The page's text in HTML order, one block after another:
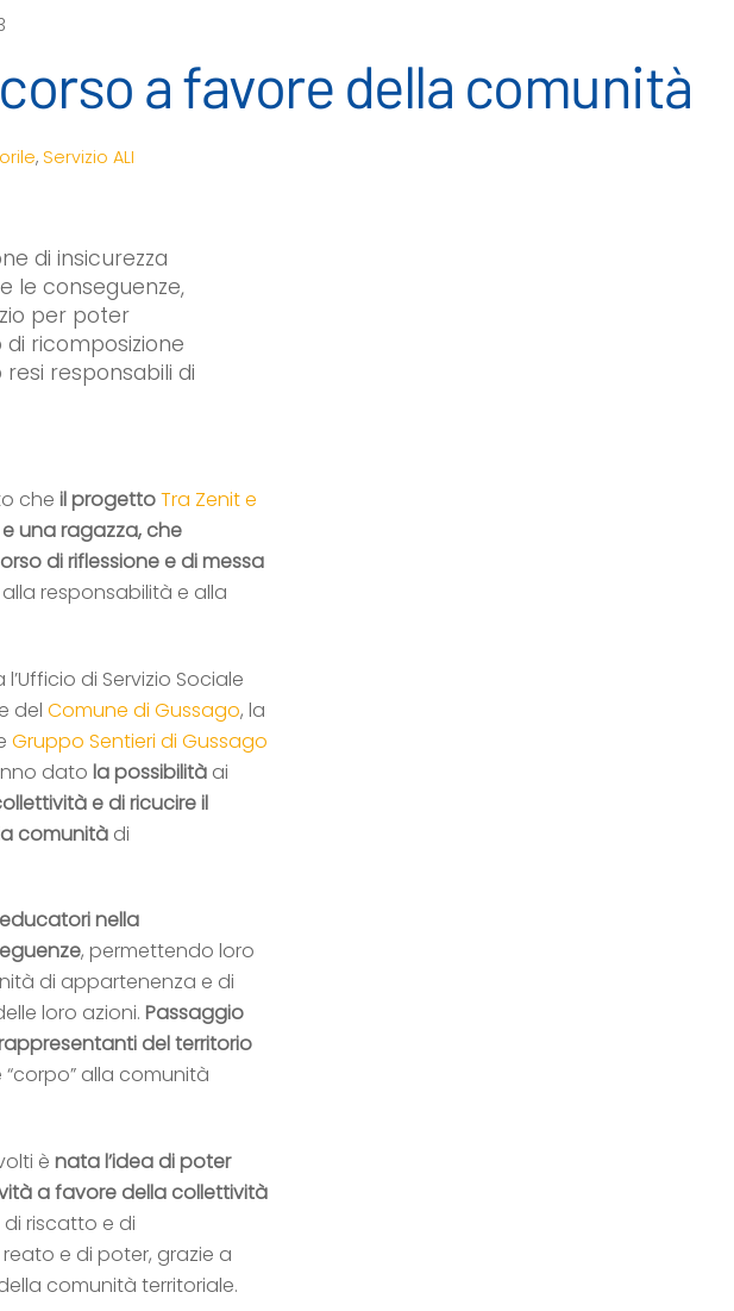
a favore della comunità
, Servizio ALI
di insicurezza
le conseguenze,
per poter
ricomposizione
responsabili di
cheil progettoTra Zenit e
una ragazza, che
di riflessione e di messa
alla responsabilità e alla
di Servizio Sociale
delComune di Gussago, la
Gruppo Sentieri di Gussago
dato la possibilità ai
e di ricucire il
comunità di
nella
, permettendo loro
di appartenenza e di
loro azioni.Passaggio
del territorio
alla comunità
è nata l’idea di poter
a favore della collettività
riscatto e di
e di poter, grazie a
comunità territoriale.